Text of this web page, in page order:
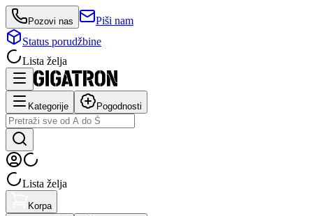
Pozovi nas
Piši nam
Status porudžbine
Lista želja
Kategorije Pogodnosti
Lista želja
Korpa